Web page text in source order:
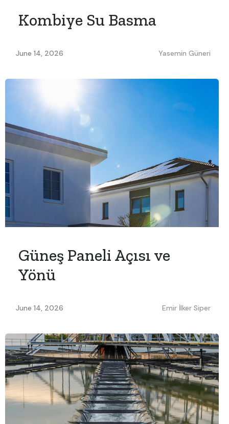
Kombiye Su Basma
June 14, 2026 Yasemin Güneri
Güneş Paneli Açısı ve
Yönü
June 14, 2026 Emir İlker Siper